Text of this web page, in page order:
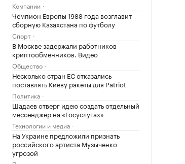
Компании
Чемпион Европы 1988 года возглавит
сборную Казахстана по футболу
Спорт
В Москве задержали работников
криптообменников. Видео
Общество
Несколько стран ЕС отказались
поставлять Киеву ракеты для Patriot
Политика
Шадаев отверг идею создать отдельный
мессенджер на «Госуслугах»
Технологии и медиа
На Украине предложили признать
российского артиста Музыченко
угрозой